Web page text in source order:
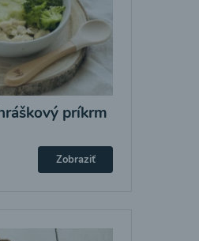
príkrm
Zobraziť